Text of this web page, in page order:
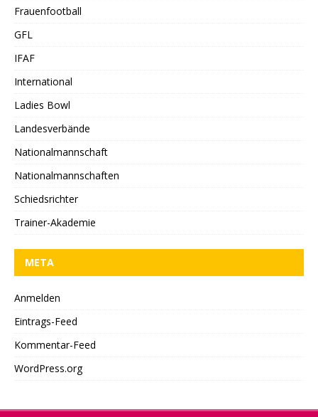
Frauenfootball
GFL
IFAF
International
Ladies Bowl
Landesverbände
Nationalmannschaft
Nationalmannschaften
Schiedsrichter
Trainer-Akademie
META
Anmelden
Eintrags-Feed
Kommentar-Feed
WordPress.org